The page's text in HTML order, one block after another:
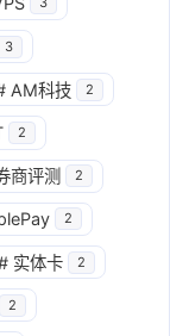
3
AM科技 2
2
商评测 2
2
实体卡 2
2